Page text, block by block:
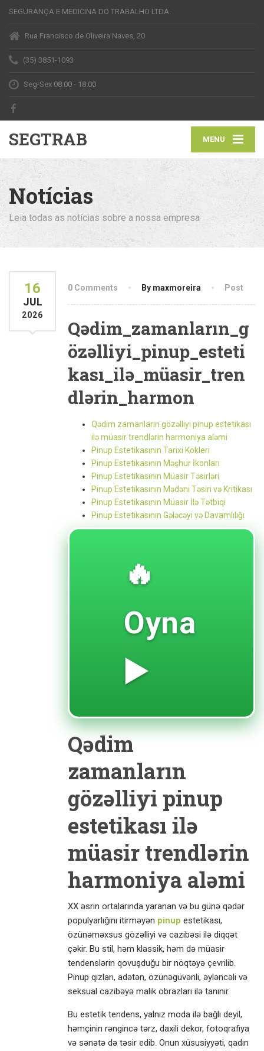
SEGURANÇA E MEDICINA DO TRABALHO LTDA.
Rua Francisco de Oliveira Naves, 20
(35) 3851-1093
Seg-Sex 08:00 - 18:00
MENU
SEGTRAB
Notícias
Leia todas as notícias sobre a nossa empresa
16
JUL
2026
0 Comments By maxmoreira Post
Qədim_zamanların_g
özəlliyi_pinup_esteti
kası_ilə_müasir_tren
dlərin_harmon
Qədim zamanların gözəlliyi pinup estetikası
ilə müasir trendlərin harmoniya aləmi
Pinup Estetikasının Tarixi Kökleri
Pinup Estetikasının Məşhur İkonları
Pinup Estetikasının Müasir Təsirləri
Pinup Estetikasının Mədəni Təsiri və Kritikası
Pinup Estetikasının Müasir İlə Tətbiqi
Pinup Estetikasının Gələcəyi və Davamlılığı
🔥
Oyna
▶️
Qədim
zamanların
gözəlliyi pinup
estetikası ilə
müasir trendlərin
harmoniya aləmi
XX əsrin ortalarında yaranan və bu günə qədər
populyarlığını itirməyən pinup estetikası,
özünəməxsus gözəlliyi və cazibəsi ilə diqqət
çəkir. Bu stil, həm klassik, həm də müasir
tendenslərin qovuşduğu bir nöqtəyə çevrilib.
Pinup qızları, adətən, özünəgüvənli, əyləncəli və
seksual cazibəyə malik obrazları ilə tanınır.
Bu estetik tendens, yalnız moda ilə bağlı deyil,
həmçinin rəngincə tərz, daxili dekor, fotoqrafiya
və sənətə də təsir edib. Onun xüsusiyyəti, qadın